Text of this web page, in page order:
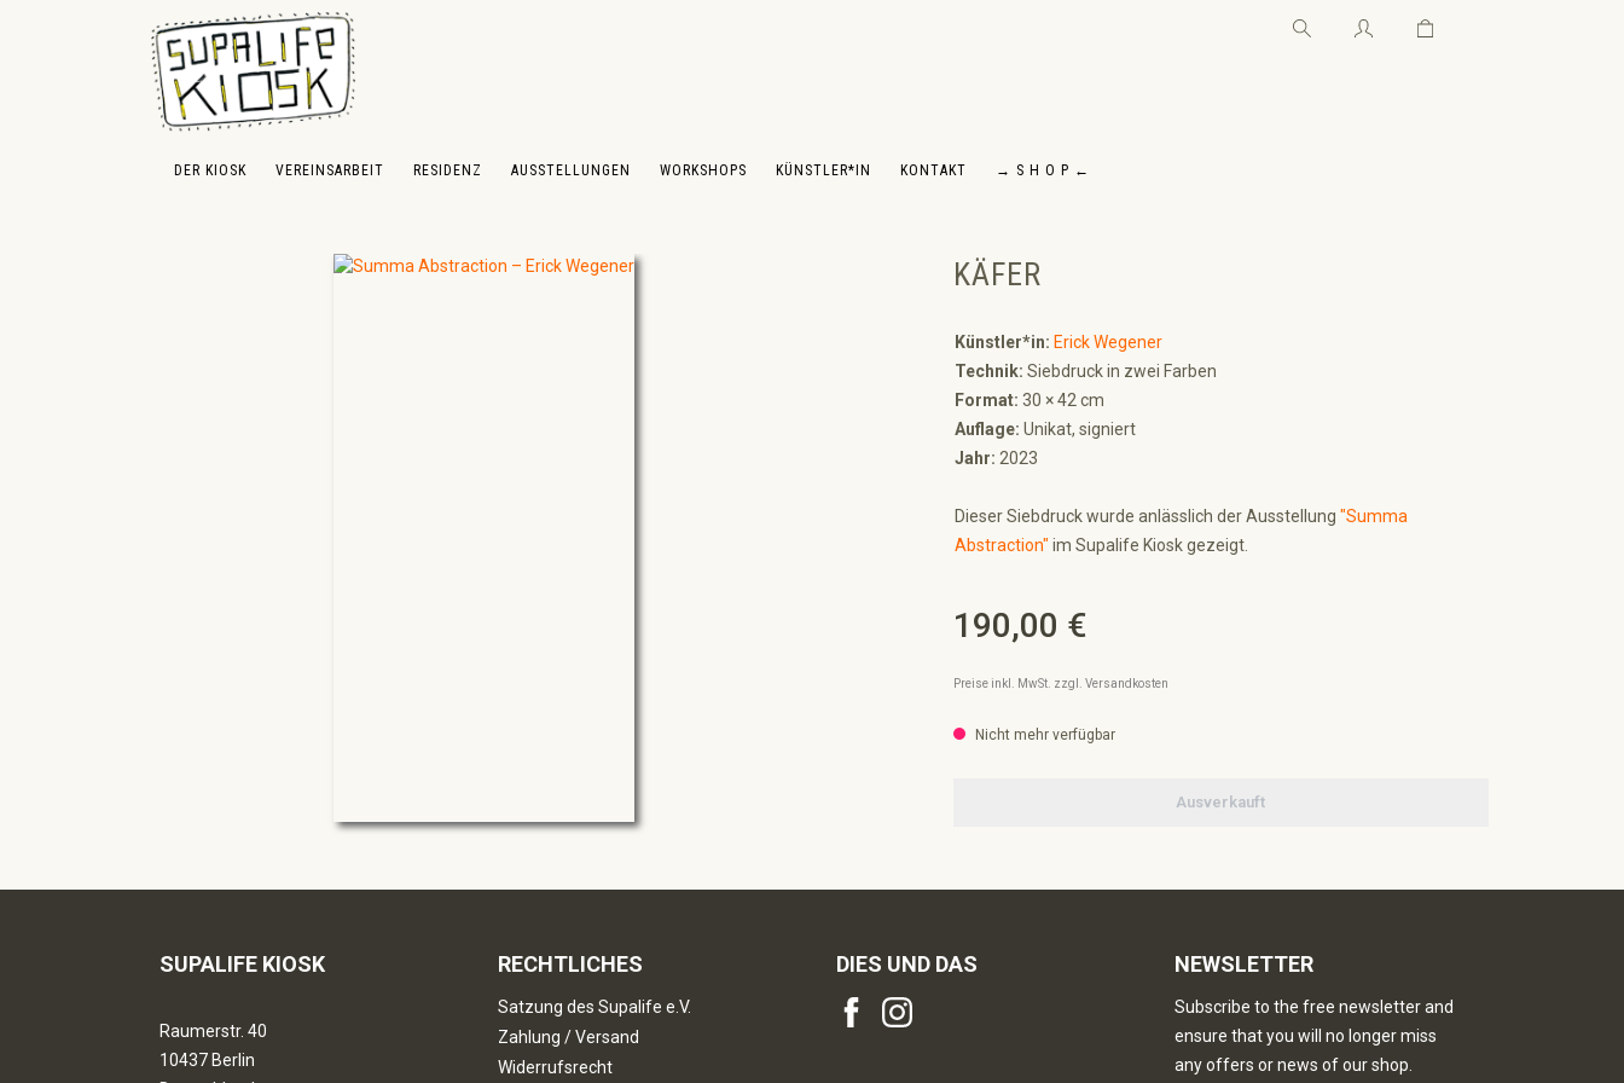
Hauptinhalt springen
Zur Suche springen
Zur Hauptnavigation springen Warenkorb enthält 0
DER KIOSK VEREINSARBEIT RESIDENZ AUSSTELLUNGEN WORKSHOPS KÜNSTLER*IN KONTAKT → S H O P ←
KÄFER
Künstler*in: Erick Wegener
Technik: Siebdruck in zwei Farben
Format: 30 × 42 cm
Auflage: Unikat, signiert
Jahr: 2023
Dieser Siebdruck wurde anlässlich der Ausstellung "Summa
Abstraction" im Supalife Kiosk gezeigt.
Regulärer Preis:
190,00 €
Preise inkl. MwSt. zzgl. Versandkosten
Nicht mehr verfügbar
Ausverkauft
SUPALIFE KIOSK
Raumerstr. 40
10437 Berlin
RECHTLICHES
Satzung des Supalife e.V.
Zahlung / Versand
Widerrufsrecht
DIES UND DAS NEWSLETTER
Subscribe to the free newsletter and
ensure that you will no longer miss
any offers or news of our shop.